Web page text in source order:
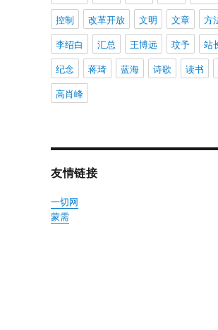
控制
改革开放 文明 文章
方
李绍白
汇总 王博远 玟予
站
纪念
蒋琦 蓝海 诗歌 读书
高肖峰
友情链接
一切网
蒙需